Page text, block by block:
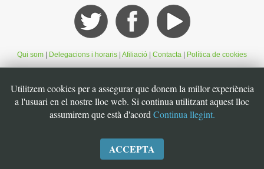
Qui som | Delegacions i horaris | Afiliació | Contacta | Política de cookies
©STEI Sindicat de treballadores i treballadors de les Illes Balears. C/ Jaume
Ferran, 56. 07004. Palma. Mallorca. Espanya. Telèfon: 34 971 901600. Inscrit
al registre de la DG de la Funció Pública de Presidència del Govern
d’Espanya, número 49. CIF: G07126956
Utilitzem cookies per a assegurar que donem la millor experiència
a l'usuari en el nostre lloc web. Si continua utilitzant aquest lloc
assumirem que està d'acord Continua llegint.
ACCEPTA